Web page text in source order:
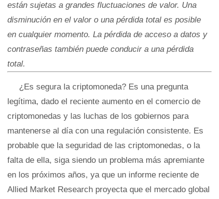
están sujetas a grandes fluctuaciones de valor. Una
disminución en el valor o una pérdida total es posible
en cualquier momento. La pérdida de acceso a datos y
contraseñas también puede conducir a una pérdida
total.
¿Es segura la criptomoneda? Es una pregunta
legítima, dado el reciente aumento en el comercio de
criptomonedas y las luchas de los gobiernos para
mantenerse al día con una regulación consistente. Es
probable que la seguridad de las criptomonedas, o la
falta de ella, siga siendo un problema más apremiante
en los próximos años, ya que un informe reciente de
Allied Market Research proyecta que el mercado global